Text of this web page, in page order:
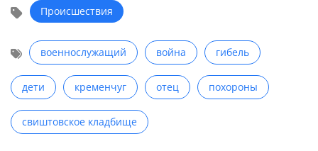
Происшествия
военнослужащий война гибель
дети кременчуг отец похороны
свиштовское кладбище